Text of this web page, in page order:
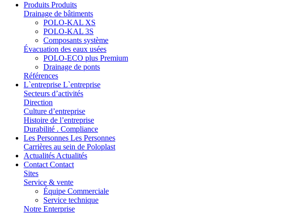
Produits Produits
Drainage de bâtiments
POLO-KAL XS
POLO-KAL 3S
Composants système
Évacuation des eaux usées
POLO-ECO plus Premium
Drainage de ponts
Références
L`entreprise L`entreprise
Secteurs d’activités
Direction
Culture d’entreprise
Histoire de l’entreprise
Durabilité . Compliance
Les Personnes Les Personnes
Carrières au sein de Poloplast
Actualités Actualités
Contact Contact
Sites
Service & vente
Équipe Commerciale
Service technique
Notre Enterprise